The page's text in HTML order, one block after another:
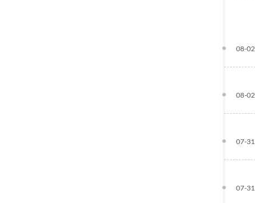
08-02
08-02
07-31
07-31